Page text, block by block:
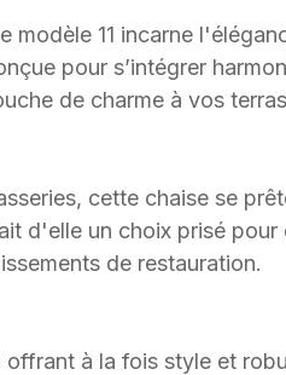
modèle 11 incarne
pour s’intégrer
de charme à vos
cette chaise se
d'elle un choix prisé pour
de restauration.
à la fois style et